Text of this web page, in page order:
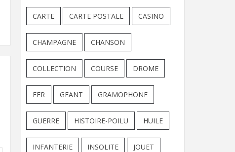
CARTE CARTE POSTALE CASINO
CHAMPAGNE CHANSON
COLLECTION COURSE DROME
FER GEANT GRAMOPHONE
GUERRE HISTOIRE-POILU HUILE
INFANTERIE INSOLITE JOUET